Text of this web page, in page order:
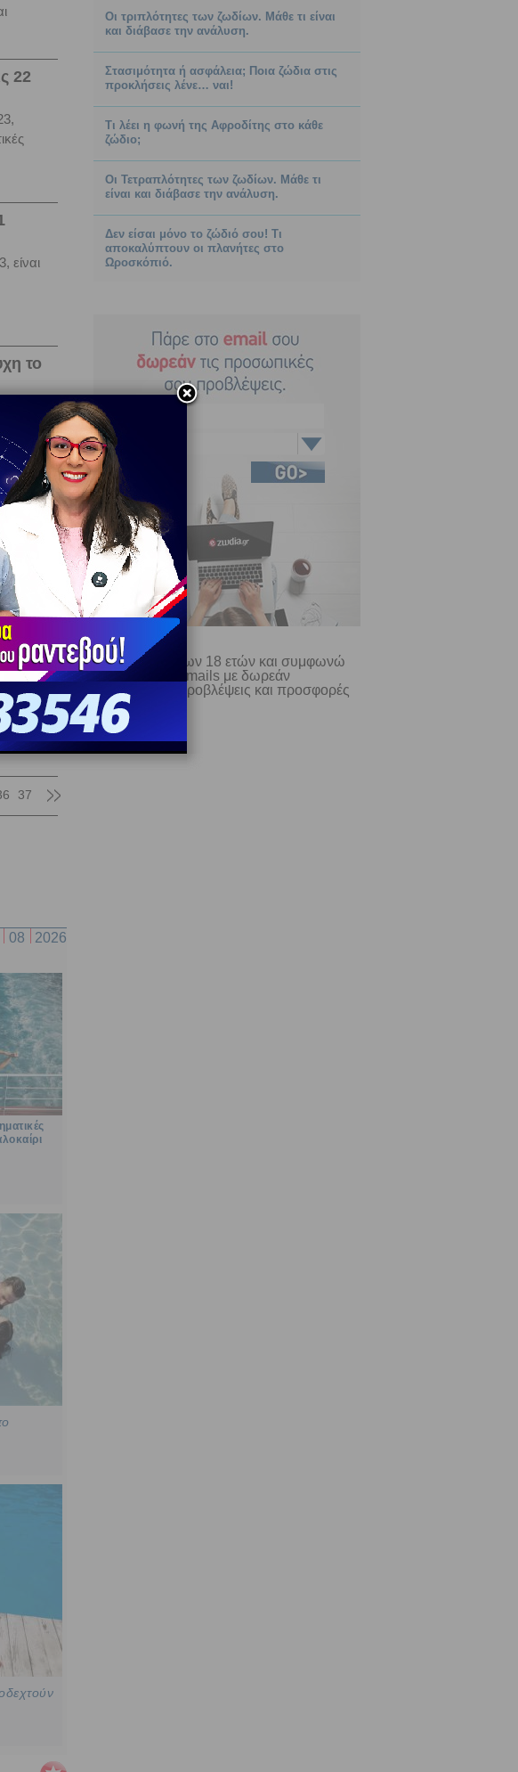
22
είναι
το
και
θα
37
08 2026
Οι τριπλότητες των ζωδίων. Μάθε τι είναι
και διάβασε την ανάλυση.
Στασιμότητα ή ασφάλεια; Ποια ζώδια στις
προκλήσεις λένε… ναι!
Τι λέει η φωνή της Αφροδίτης στο κάθε
ζώδιο;
Οι Τετραπλότητες των ζωδίων. Μάθε τι
είναι και διάβασε την ανάλυση.
Δεν είσαι μόνο το ζώδιό σου! Τι
αποκαλύπτουν οι πλανήτες στο
Ωροσκόπιό.
Είμαι άνω των 18 ετών και συμφωνώ
να λαμβάνω e-mails με δωρεάν
προσωπικές προβλέψεις και προσφορές